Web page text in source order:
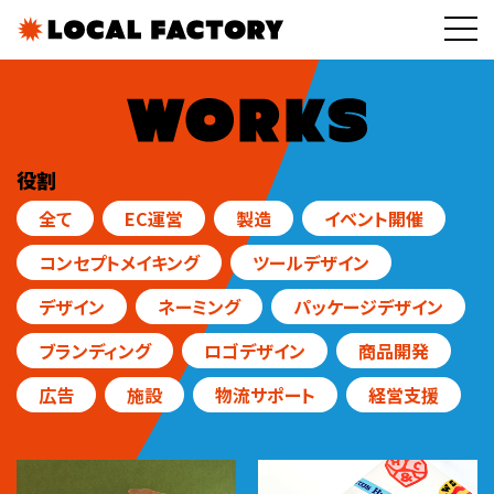
役割
全て EC運営 製造
イベント開催
コンセプトメイキング
ツールデザイン
デザイン
ネーミング
パッケージデザイン
ブランディング
ロゴデザイン
商品開発
広告
施設 物流サポート 経営支援